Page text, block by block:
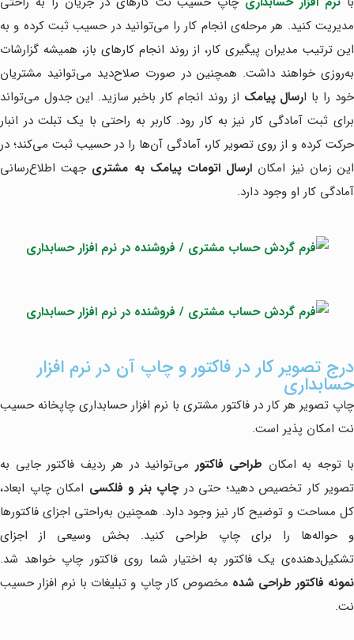
مدیریت کنید. هر مرحله‌ی انجام کار را می‌توانید در حسیب ثبت کرده و به
این ترتیب مدیران پیگیری کار، از روند انجام کارهای باز، همیشه گزارشات
به‌روزی خواهند داشت. همچنین در صورت صلاح‌دید می‌توانید مشتریان
خود را با ارسال پیامک از روند انجام کار باخبر سازید. این جدول می‌تواند
برای ثبت آمادگی کار نیز به کار رود. کاربر به راحتی با یک تبلت در انبار
حرکت کرده و از روی تصویر کار، آمادگی آن‌ها را در حسیب ثبت می‌کند؛ در
این زمان نیز امکان ارسال اتومات پیامک به مشتری جهت اطلاع‌رسانی
آمادگی کار او وجود دارد.
درج تصویر کار در فاکتور و چاپ آن در نرم افزار
حسابداری
چاپ تصویر هر کار در فاکتور مشتری با نرم افزار حسابداری چاپخانه حسیب
نت امکان پذیر است.
با توجه به امکان طراحی فاکتور می‌توانید در هر ردیف فاکتور جایی به
تصویر کار تخصیص دهید؛ حتی درچاپ بنر و فلکسی امکان چاپ ابعاد،
کل مساحت و توضیح کار نیز وجود دارد. همچنین به‌راحتی اجزای فاکتورها
و حواله‌ها را برای چاپ طراحی کنید. بخش وسیعی از اجزای
تشکیل‌دهنده‌ی یک فاکتور به اختیار شما روی فاکتور چاپ خواهد شد.
نمونه فاکتور طراحی شده مخصوص کار چاپ و تبلیغات با نرم افزار حسیب
نت.